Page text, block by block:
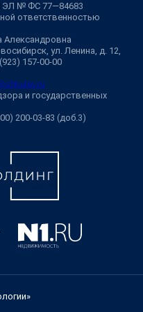
ЭЛ № ФС 77—84683
ответственностью
Александровна
ул. Ленина, д. 12,
157-00-00
и государственных
200-03-83 (доб.3)